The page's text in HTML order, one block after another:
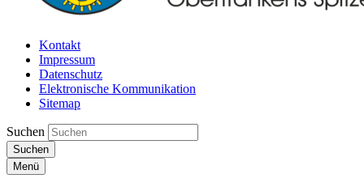
Kontakt
Impressum
Datenschutz
Elektronische Kommunikation
Sitemap
Suchen
Suchen
Menü